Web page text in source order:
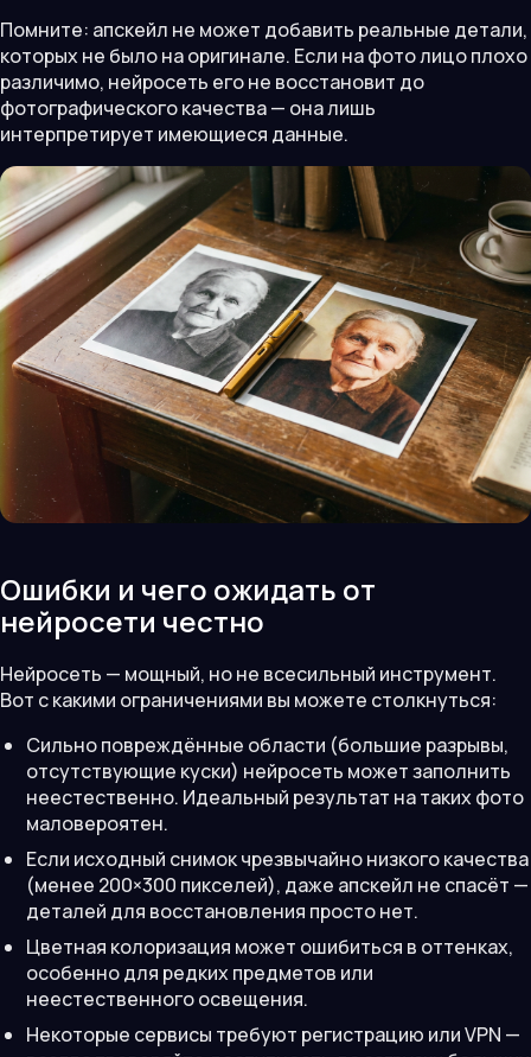
Помните: апскейл не может добавить реальные детали,
которых не было на оригинале. Если на фото лицо плохо
различимо, нейросеть его не восстановит до
фотографического качества — она лишь
интерпретирует имеющиеся данные.
Ошибки и чего ожидать от
нейросети честно
Нейросеть — мощный, но не всесильный инструмент.
Вот с какими ограничениями вы можете столкнуться:
Сильно повреждённые области (большие разрывы,
отсутствующие куски) нейросеть может заполнить
неестественно. Идеальный результат на таких фото
маловероятен.
Если исходный снимок чрезвычайно низкого качества
(менее 200×300 пикселей), даже апскейл не спасёт —
деталей для восстановления просто нет.
Цветная колоризация может ошибиться в оттенках,
особенно для редких предметов или
неестественного освещения.
Некоторые сервисы требуют регистрацию или VPN —